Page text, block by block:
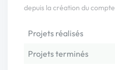
depuis la création du compte
Projets réalisés
Projets terminés